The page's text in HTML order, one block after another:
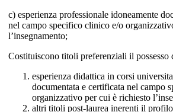
c) esperienza professionale idoneamente
nel campo specifico clinico e/o
l’insegnamento;
Costituiscono titoli preferenziali il possesso
esperienza didattica in corsi
documentata e certificata nel campo
organizzativo per cui è richiesto
altri titoli post-laurea inerenti il